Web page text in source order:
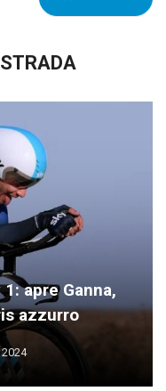
apre Ganna,
azzurro